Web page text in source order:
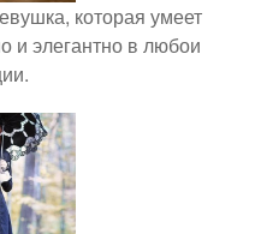
которая умеет
и элегантно в любои